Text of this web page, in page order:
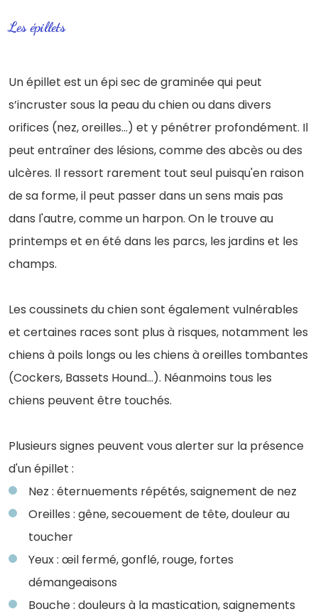
Les épillets
Un épillet est un épi sec de graminée qui peut
s’incruster sous la peau du chien ou dans divers
orifices (nez, oreilles...) et y pénétrer profondément. Il
peut entraîner des lésions, comme des abcès ou des
ulcères. Il ressort rarement tout seul puisqu'en raison
de sa forme, il peut passer dans un sens mais pas
dans l'autre, comme un harpon. On le trouve au
printemps et en été dans les parcs, les jardins et les
champs.
Les coussinets du chien sont également vulnérables
et certaines races sont plus à risques, notamment les
chiens à poils longs ou les chiens à oreilles tombantes
(Cockers, Bassets Hound…). Néanmoins tous les
chiens peuvent être touchés.
Plusieurs signes peuvent vous alerter sur la présence
d'un épillet :
Nez : éternuements répétés, saignement de nez
Oreilles : gêne, secouement de tête, douleur au
toucher
Yeux : œil fermé, gonflé, rouge, fortes
démangeaisons
Bouche : douleurs à la mastication, saignements